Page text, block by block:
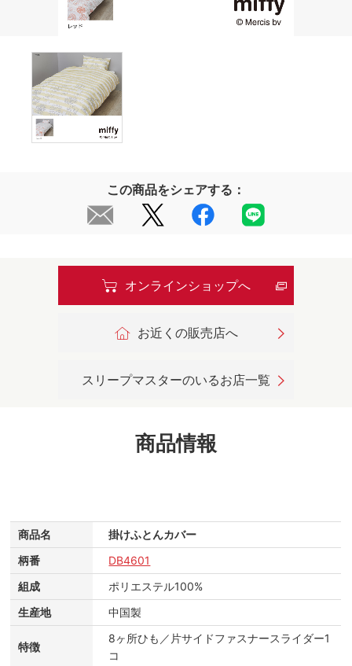
この商品をシェアする：
オンラインショップへ
お近くの販売店へ
スリープマスターのいるお店一覧
商品情報
商品名
掛けふとんカバー
柄番
DB4601
組成
ポリエステル100%
生産地
中国製
特徴
8ヶ所ひも／片サイドファスナースライダー1
コ